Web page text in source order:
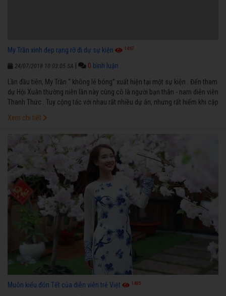
My Trần xinh đẹp rạng rỡ đi dự sự kiện 1467
24/07/2018 10:03:05 SA 0 bình luận
Lần đầu tiên, My Trần “ không lẻ bóng” xuất hiện tại một sự kiện . Đến tham
dự Hội Xuân thường niên lần này cùng cô là người bạn thân - nam diễn viên
Thanh Thức . Tuy cộng tác với nhau rất nhiều dự án, nhưng rất hiếm khi cặp
đôi này xuất hiện cùng nhau.
Xem chi tiết
Muôn kiểu đón Tết của diễn viên trẻ Việt 1485